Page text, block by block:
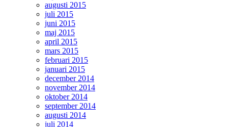
augusti 2015
juli 2015
juni 2015
maj 2015
april 2015
mars 2015
februari 2015
januari 2015
december 2014
november 2014
oktober 2014
september 2014
augusti 2014
juli 2014